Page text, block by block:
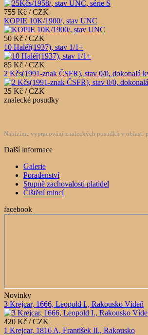
755 Kč / CZK
KOPIE 10K/1900/, stav UNC
50 Kč / CZK
10 Haléř(1937), stav 1/1+
85 Kč / CZK
2 Kčs(1991-znak ČSFR), stav 0/0, dokonalá
35 Kč / CZK
znalecké posudky
Nabízíme vypracování znaleckých posudků v oblasti
Další informace
Galerie
Poradenství
Stupně zachovalosti platidel
Čištění mincí
facebook
Novinky
3 Krejcar, 1666, Leopold I., Rakousko Vídeň
420 Kč / CZK
1 Krejcar, 1816 A, František II., Rakousko